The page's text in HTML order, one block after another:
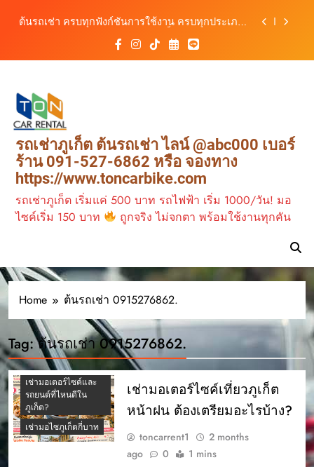
ต้นรถเช่า ครบทุกฟังก์ชันการใช้งาน ครบทุกประเภท
เช่ารถไฟฟ้าร้านต้นรถเช่า ทางเลือกใหม่ของการ
เที่ยวภูเก็ต ขับเงียบ ประหยัด และทันสมัย
เดินทางสะดวกทุกเส้นทาง
เช่ารถมอเตอร์ไซค์ภูเก็ต กับต้นรถเช่า เดินทาง
สะดวก ราคาประหยัด เริ่มต้นเพียง 150 บาท/วัน
ต้นรถเช่า ครบทุกฟังก์ชันการใช้งาน ครบทุกประเภท
รถ ตอบโจทย์ทุกการเดินทางในภูเก็ต
เช่ารถไฟฟ้าร้านต้นรถเช่า ทางเลือกใหม่ของการ
เที่ยวภูเก็ต ขับเงียบ ประหยัด และทันสมัย
รถเช่าภูเก็ต ต้นรถเช่า ไลน์ @abc000 เบอร์
ร้าน 091-527-6862 หรือ จองทาง
https://www.toncarbike.com
รถเช่าภูเก็ต เริ่มแค่ 500 บาท รถไฟฟ้า เริ่ม 1000/วัน! มอ
ไซค์เริ่ม 150 บาท
ถูกจริง ไม่จกตา พร้อมใช้งานทุกคัน
Home ต้นรถเช่า 0915276862.
Tag:ต้นรถเช่า 0915276862.
เช่ามอเตอร์ไซค์ 2026
2569
เช่ามอเตอร์ไซค์ ภูเก็ต
เช่ามอเตอร์ไซค์ ภูเก็ต
รุ่นไหนดี
เช่ามอเตอร์ไซค์ภูเก็ต
ปี 2569
เช่ามอเตอร์ไซค์และ
รถยนต์ที่ไหนดีใน
ภูเก็ต?
เช่ามอไซภูเก็ตกี่บาท
เช่ามอเตอร์ไซค์เที่ยวภูเก็ต
หน้าฝน ต้องเตรียมอะไรบ้าง?
toncarrent1
2 months
ago
0 1 mins